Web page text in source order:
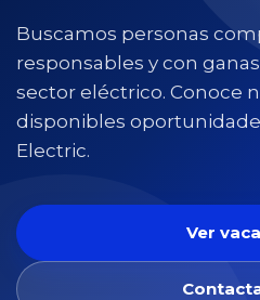
Buscamos personas
responsables y con
sector eléctrico. Conoce
disponibles
Electric.
Ver